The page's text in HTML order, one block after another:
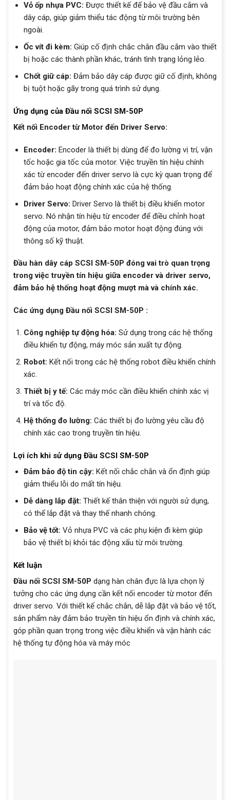
Vỏ ốp nhựa PVC: Được thiết kế để bảo vệ đầu cắm và
dây cáp, giúp giảm thiểu tác động từ môi trường bên
ngoài.
Ốc vít đi kèm: Giúp cố định chắc chắn đầu cắm vào thiết
bị hoặc các thành phần khác, tránh tình trạng lỏng lẻo.
Chốt giữ cáp: Đảm bảo dây cáp được giữ cố định, không
bị tuột hoặc gãy trong quá trình sử dụng.
Ứng dụng của Đầu nối SCSI SM-50P
Kết nối Encoder từ Motor đến Driver Servo:
Encoder: Encoder là thiết bị dùng để đo lường vị trí, vận
tốc hoặc gia tốc của motor. Việc truyền tín hiệu chính
xác từ encoder đến driver servo là cực kỳ quan trọng để
đảm bảo hoạt động chính xác của hệ thống.
Driver Servo: Driver Servo là thiết bị điều khiển motor
servo. Nó nhận tín hiệu từ encoder để điều chỉnh hoạt
động của motor, đảm bảo motor hoạt động đúng với
thông số kỹ thuật.
Đầu hàn dây cáp SCSI SM-50P đóng vai trò quan trọng
trong việc truyền tín hiệu giữa encoder và driver servo,
đảm bảo hệ thống hoạt động mượt mà và chính xác.
Các ứng dụng Đầu nối SCSI SM-50P :
Công nghiệp tự động hóa: Sử dụng trong các hệ thống
điều khiển tự động, máy móc sản xuất tự động.
Robot: Kết nối trong các hệ thống robot điều khiển chính
xác.
Thiết bị y tế: Các máy móc cần điều khiển chính xác vị
trí và tốc độ.
Hệ thống đo lường: Các thiết bị đo lường yêu cầu độ
chính xác cao trong truyền tín hiệu.
Lợi ích khi sử dụng Đầu SCSI SM-50P
Đảm bảo độ tin cậy: Kết nối chắc chắn và ổn định giúp
giảm thiểu lỗi do mất tín hiệu.
Dễ dàng lắp đặt: Thiết kế thân thiện với người sử dụng,
có thể lắp đặt và thay thế nhanh chóng.
Bảo vệ tốt: Vỏ nhựa PVC và các phụ kiện đi kèm giúp
bảo vệ thiết bị khỏi tác động xấu từ môi trường.
Kết luận
Đầu nối SCSI SM-50P dạng hàn chân đực là lựa chọn lý
tưởng cho các ứng dụng cần kết nối encoder từ motor đến
driver servo. Với thiết kế chắc chắn, dễ lắp đặt và bảo vệ tốt,
sản phẩm này đảm bảo truyền tín hiệu ổn định và chính xác,
góp phần quan trọng trong việc điều khiển và vận hành các
hệ thống tự động hóa và máy móc